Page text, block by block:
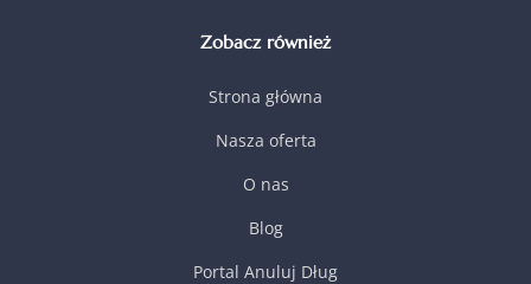
Zobacz również
Strona główna
Nasza oferta
O nas
Blog
Portal Anuluj Dług